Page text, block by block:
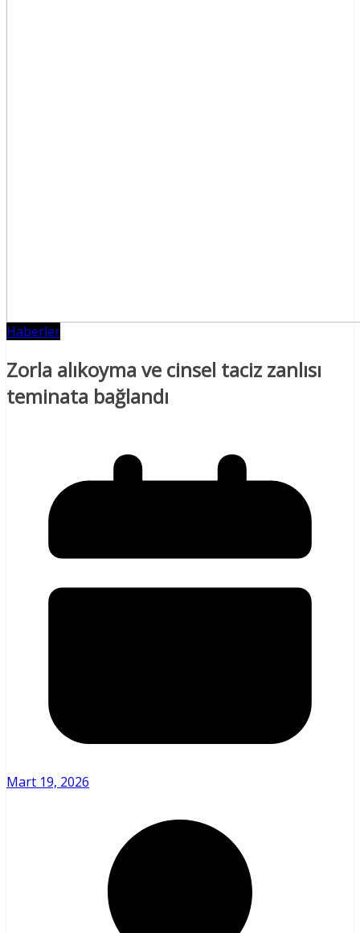
Haberler
Zorla alıkoyma ve cinsel taciz zanlısı
teminata bağlandı
Mart 19, 2026